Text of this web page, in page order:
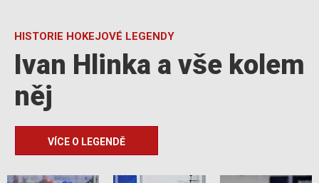
HISTORIE HOKEJOVÉ LEGENDY
Ivan Hlinka a vše kolem
něj
VÍCE O LEGENDĚ